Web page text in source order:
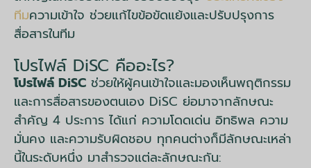
ทีมความเข้าใจ ช่วยแก้ไขข้อขัดแย้งและปรับปรุงการ
สื่อสารในทีม
โปรไฟล์ DiSC คืออะไร?
โปรไฟล์ DiSC ช่วยให้ผู้คนเข้าใจและมองเห็นพฤติกรรม
และการสื่อสารของตนเอง DiSC ย่อมาจากลักษณะ
สำคัญ 4 ประการ ได้แก่ ความโดดเด่น อิทธิพล ความ
มั่นคง และความรับผิดชอบ ทุกคนต่างก็มีลักษณะเหล่า
นี้ในระดับหนึ่ง มาสำรวจแต่ละลักษณะกัน: